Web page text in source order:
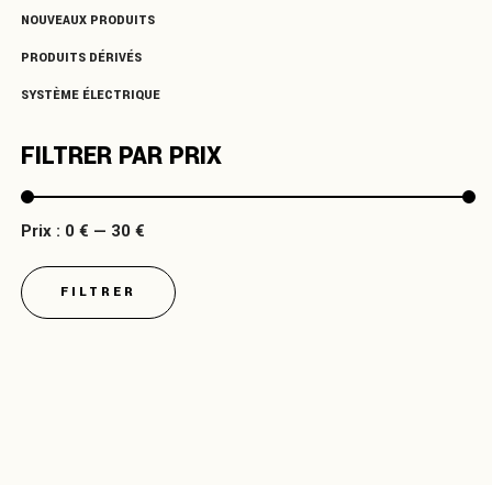
NOUVEAUX PRODUITS
PRODUITS DÉRIVÉS
SYSTÈME ÉLECTRIQUE
FILTRER PAR PRIX
Prix
min
Prix
max
FILTRER
Prix : 0 € — 30 €